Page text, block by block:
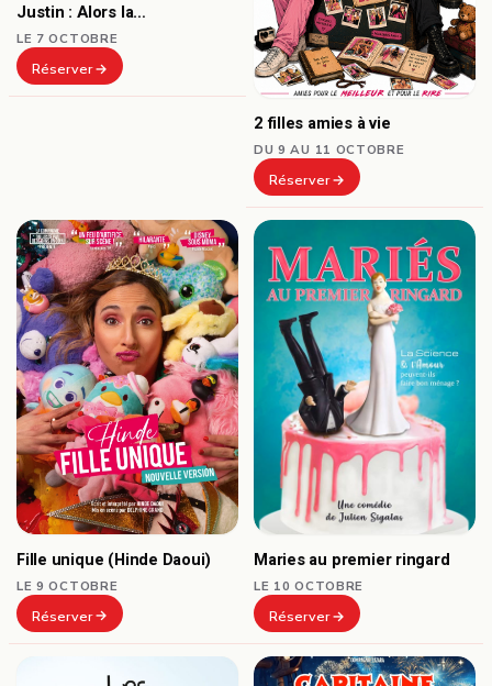
Justin : Alors la…
LE 7 OCTOBRE
Réserver
2 filles amies à vie
DU 9 AU 11 OCTOBRE
Réserver
Fille unique (Hinde Daoui)
LE 9 OCTOBRE
Réserver
Maries au premier ringard
LE 10 OCTOBRE
Réserver